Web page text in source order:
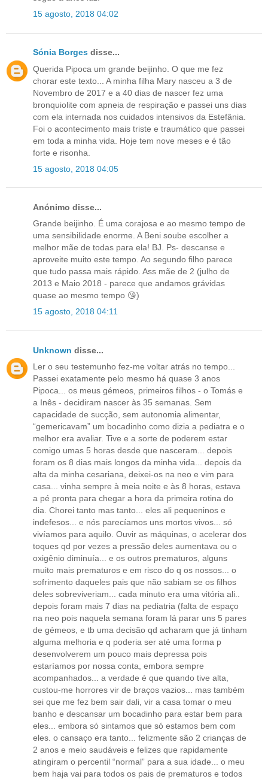
15 agosto, 2018 04:02
Sónia Borges disse...
Querida Pipoca um grande beijinho. O que me fez
chorar este texto... A minha filha Mary nasceu a 3 de
Novembro de 2017 e a 40 dias de nascer fez uma
bronquiolite com apneia de respiração e passei uns dias
com ela internada nos cuidados intensivos da Estefânia.
Foi o acontecimento mais triste e traumático que passei
em toda a minha vida. Hoje tem nove meses e é tão
forte e risonha.
15 agosto, 2018 04:05
Anónimo disse...
Grande beijinho. É uma corajosa e ao mesmo tempo de
uma sensibilidade enorme. A Beni soube escolher a
melhor mãe de todas para ela! BJ. Ps- descanse e
aproveite muito este tempo. Ao segundo filho parece
que tudo passa mais rápido. Ass mãe de 2 (julho de
2013 e Maio 2018 - parece que andamos grávidas
quase ao mesmo tempo 😘)
15 agosto, 2018 04:11
Unknown disse...
Ler o seu testemunho fez-me voltar atrás no tempo...
Passei exatamente pelo mesmo há quase 3 anos
Pipoca... os meus gémeos, primeiros filhos - o Tomás e
a Inês - decidiram nascer às 35 semanas. Sem
capacidade de sucção, sem autonomia alimentar,
“gemericavam” um bocadinho como dizia a pediatra e o
melhor era avaliar. Tive e a sorte de poderem estar
comigo umas 5 horas desde que nasceram... depois
foram os 8 dias mais longos da minha vida... depois da
alta da minha cesariana, deixei-os na neo e vim para
casa... vinha sempre à meia noite e às 8 horas, estava
a pé pronta para chegar a hora da primeira rotina do
dia. Chorei tanto mas tanto... eles ali pequeninos e
indefesos... e nós parecíamos uns mortos vivos... só
vivíamos para aquilo. Ouvir as máquinas, o acelerar dos
toques qd por vezes a pressão deles aumentava ou o
oxigênio diminuía... e os outros prematuros, alguns
muito mais prematuros e em risco do q os nossos... o
sofrimento daqueles pais que não sabiam se os filhos
deles sobreviveriam... cada minuto era uma vitória ali..
depois foram mais 7 dias na pediatria (falta de espaço
na neo pois naquela semana foram lá parar uns 5 pares
de gémeos, e tb uma decisão qd acharam que já tinham
alguma melhoria e q poderia ser até uma forma p
desenvolverem um pouco mais depressa pois
estaríamos por nossa conta, embora sempre
acompanhados... a verdade é que quando tive alta,
custou-me horrores vir de braços vazios... mas também
sei que me fez bem sair dali, vir a casa tomar o meu
banho e descansar um bocadinho para estar bem para
eles... embora só sintamos que só estamos bem com
eles. o cansaço era tanto... felizmente são 2 crianças de
2 anos e meio saudáveis e felizes que rapidamente
atingiram o percentil “normal” para a sua idade... o meu
bem haja vai para todos os pais de prematuros e todos